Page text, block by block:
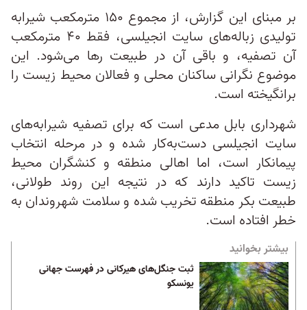
بر مبنای این گزارش، از مجموع ۱۵۰ مترمکعب شیرابه
تولیدی زباله‌های سایت انجیلسی، فقط ۴۰ مترمکعب
آن تصفیه، و باقی آن در طبیعت رها می‌شود. این
موضوع نگرانی ساکنان محلی و فعالان محیط‌ زیست را
برانگیخته است.
شهرداری بابل مدعی است که برای تصفیه‌ شیرابه‌های
سایت انجیلسی دست‌به‌کار شده و در مرحله انتخاب
پیمانکار است، اما اهالی منطقه و کنشگران محیط
‌زیست تاکید دارند که در نتیجه این روند طولانی،
طبیعت بکر منطقه تخریب شده و سلامت شهروندان به
خطر افتاده است.
بیشتر بخوانید
ثبت جنگل‌های هیرکانی در فهرست جهانی
یونسکو